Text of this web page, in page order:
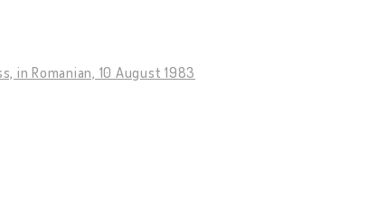
in Romanian, 10 August 1983